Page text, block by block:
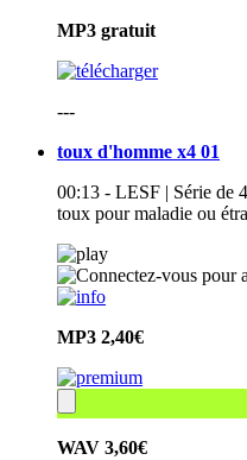
MP3 gratuit
---
toux d'homme x4 01
00:13 - LESF | Série de
toux pour maladie ou
MP3 2,40€
WAV 3,60€